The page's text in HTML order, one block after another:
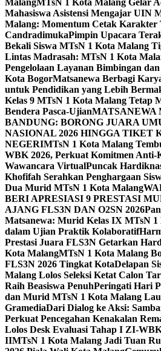
MalangMTsN 1 Kota Malang Gelar
Mahasiswa Asistensi Mengajar UIN
Malang: Momentum Cetak Karakter
CandradimukaPimpin Upacara
Bekali Siswa MTsN 1 Kota Malang
Lintas Madrasah: MTsN 1 Kota
Pengelolaan Layanan Bimbingan
Kota BogorMatsanewa Berbagi
untuk Pendidikan yang Lebih
Kelas 9 MTsN 1 Kota Malang Tetap
Bendera Pasca-UjianMATSANEWA
BANDUNG: BORONG JUARA
NASIONAL 2026 HINGGA TIKET
NEGERIMTsN 1 Kota Malang
WBK 2026, Perkuat Komitmen Anti-
Wawancara VirtualPuncak
Khofifah Serahkan Penghargaan
Dua Murid MTsN 1 Kota Malang
BERI APRESIASI 9 PRESTASI
AJANG FLS3N DAN O2SN 2026
Matsanewa: Murid Kelas IX MTsN
dalam Ujian Praktik Kolaboratif
Prestasi Juara FLS3N Getarkan
Kota MalangMTsN 1 Kota Malang
FLS3N 2026 Tingkat KotaDelapan
Malang Lolos Seleksi Ketat Calon
Raih Beasiswa PenuhPeringati Hari
dan Murid MTsN 1 Kota Malang
GramediaDari Dialog ke Aksi:
Perkuat Pencegahan Kenakalan
Lolos Desk Evaluasi Tahap I ZI-
IIMTsN 1 Kota Malang Jadi Tuan